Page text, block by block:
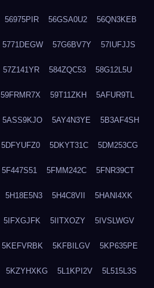
56975PIR 56GSA0U2 56QN3KEB
5771DEGW 57G6BV7Y 57IUFJJS
57Z141YR 584ZQC53 58G12L5U
59FRMR7X 59T11ZKH 5AFUR9TL
5ASS9KJO 5AY4N3YE 5B3AF4SH
5DFYUFZ0 5DKYT31C 5DM253CG
5F447S51 5FMM242C 5FNR39CT
5H18E5N3 5H4C8VII 5HANI4XK
5IFXGJFK 5IITXOZY 5IVSLWGV
5KEFVRBK 5KFBILGV 5KP635PE
5KZYHXKG 5L1KPI2V 5L515L3S